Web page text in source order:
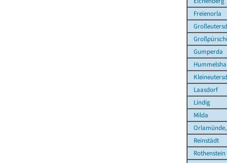
Freienorla
Gumperda
Laasdorf
Lindig
Milda
Reinstädt
Rothenstein